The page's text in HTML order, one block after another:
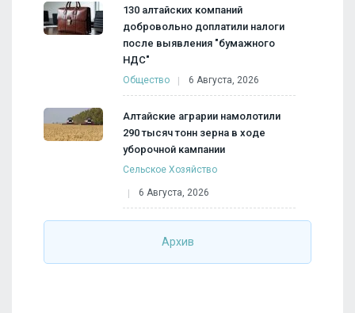
130 алтайских компаний
добровольно доплатили налоги
после выявления "бумажного
НДС"
Общество 6 Августа, 2026
Алтайские аграрии намолотили
290 тысяч тонн зерна в ходе
уборочной кампании
Сельское Хозяйство
6 Августа, 2026
Архив